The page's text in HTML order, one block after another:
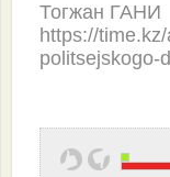
Тогжан ГАНИ
https://
politsejskogo-